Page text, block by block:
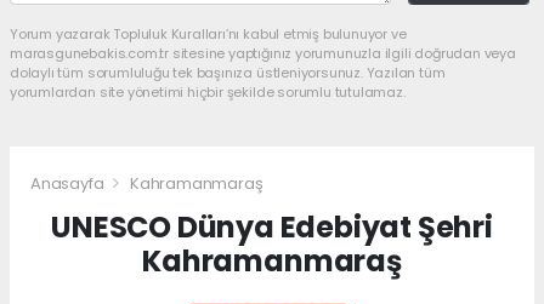
Yorum yazarak Topluluk Kuralları’nı kabul etmiş bulunuyor ve
marasgunebakis.com.tr sitesine yaptığınız yorumunuzla ilgili doğrudan veya
dolaylı tüm sorumluluğu tek başınıza üstleniyorsunuz. Yazılan tüm
yorumlardan site yönetimi hiçbir şekilde sorumlu tutulamaz.
Anasayfa Kahramanmaraş
UNESCO Dünya Edebiyat Şehri
Kahramanmaraş